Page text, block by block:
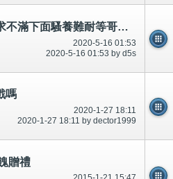
+xcm1998 悶騷學生妹欲求不滿下面騷養難耐等哥哥插她小穴穴
2020-5-16 01:53
2020-5-16 01:53 by d5s
嗎
2020-1-27 18:11
2020-1-27 18:11 by dector1999
贈禮